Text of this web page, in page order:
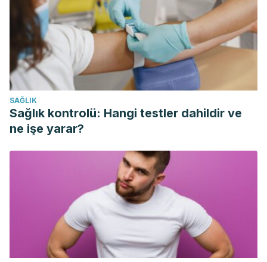
SAĞLIK
Sağlık kontrolü: Hangi testler dahildir ve
ne işe yarar?